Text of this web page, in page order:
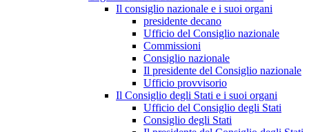
Il consiglio nazionale e i suoi organi
presidente decano
Ufficio del Consiglio nazionale
Commissioni
Consiglio nazionale
Il presidente del Consiglio nazionale
Ufficio provvisorio
Il Consiglio degli Stati e i suoi organi
Ufficio del Consiglio degli Stati
Consiglio degli Stati